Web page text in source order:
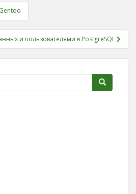
записям
и пользователями в PostgreSQL